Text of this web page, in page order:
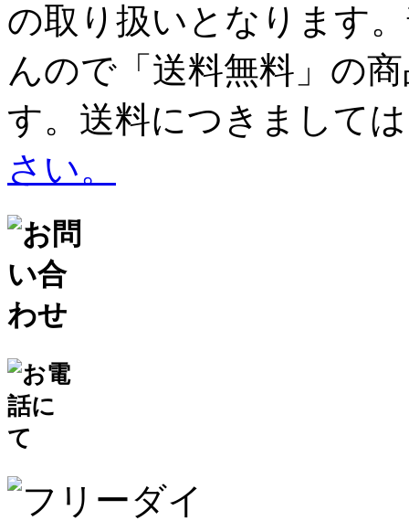
の取り扱いとなります
んので 「送料無料」の
す。 送料につきまして
さい。